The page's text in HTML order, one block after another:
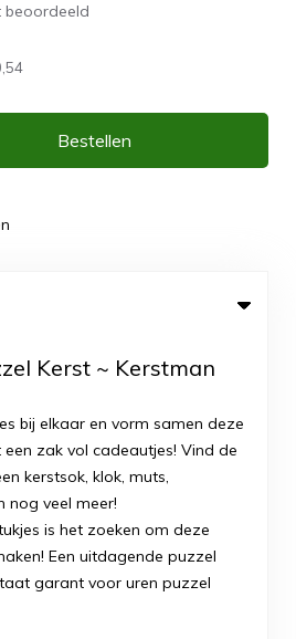
beoordeeld
Bestellen
Kerst ~ Kerstman
bij elkaar en vorm samen deze
zak vol cadeautjes! Vind de
kerstsok, klok, muts,
nog veel meer!
is het zoeken om deze
Een uitdagende puzzel
garant voor uren puzzel